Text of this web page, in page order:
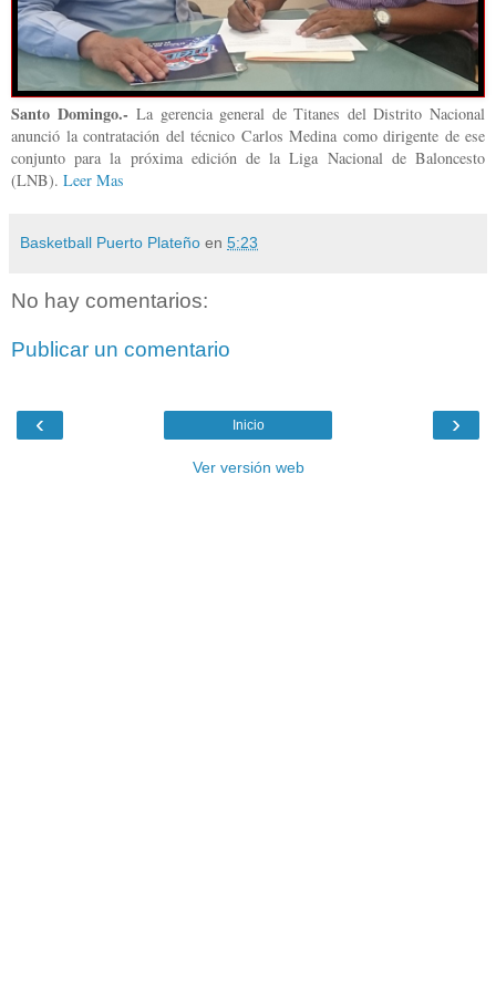
Santo Domingo.-La gerencia general de Titanes del Distrito Nacional
anunció la contratación del técnico Carlos Medina como dirigente de ese
conjunto para la próxima edición de la Liga Nacional de Baloncesto
(LNB). Leer Mas
Basketball Puerto Plateño en 5:23
No hay comentarios:
Publicar un comentario
‹ ›
Inicio
Ver versión web